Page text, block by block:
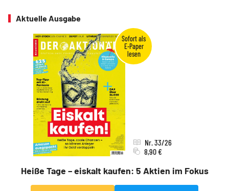
Aktuelle Ausgabe
Heiße Tage – eiskalt kaufen: 5 Aktien im Fokus
Nr. 33/26
8,90 €